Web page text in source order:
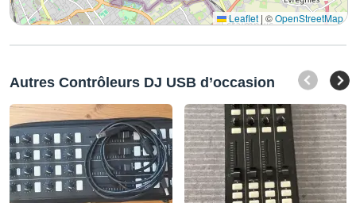
Leaflet | ©OpenStreetMap
Autres Contrôleurs DJ USB d’occasion